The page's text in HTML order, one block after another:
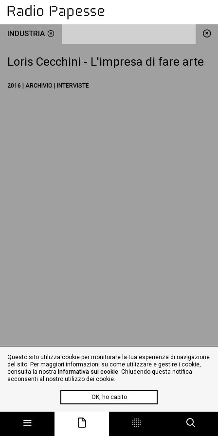
INDUSTRIA
Loris Cecchini - L'impresa di fare arte
2016 | ARCHIVIO | INTERVISTE
Questo sito utilizza cookie per monitorare la tua esperienza di navigazione
del sito. Per maggiori informazioni su come utilizzare e gestire i cookie,
consulta la nostra Informativa sui cookie. Chiudendo questa notifica
acconsenti al nostro utilizzo dei cookie.
OK, ho capito